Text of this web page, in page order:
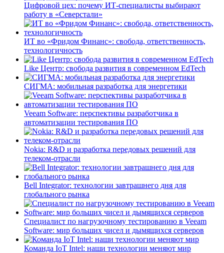
Цифровой цех: почему ИТ-специалисты выбирают
работу в «Северстали»
ИТ во «Фридом Финанс»: свобода, ответственность,
технологичность
Like Центр: свобода развития в современном EdTech
СИГМА: мобильная разработка для энергетики
Veeam Software: перспективы разработчика в
автоматизации тестирования ПО
Nokia: R&D и разработка передовых решений для
телеком-отрасли
Bell Integrator: технологии завтрашнего дня для
глобального рынка
Специалист по нагрузочному тестированию в Veeam
Software: мир больших чисел и дымящихся серверов
Команда IoT Intel: наши технологии меняют мир